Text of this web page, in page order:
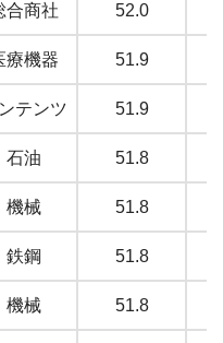
合商社 52.0
療機器 51.9
テンツ 51.9
石油 51.8
機械 51.8
鉄鋼 51.8
機械 51.8